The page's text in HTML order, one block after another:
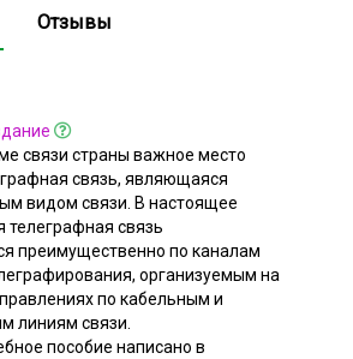
Отзывы
связи страны важное место
связь, являющаяся
видом связи. В настоящее
телеграфная связь
преимущественно по каналам
организуемым на
по кабельным и
линиям связи.
пособие написано в